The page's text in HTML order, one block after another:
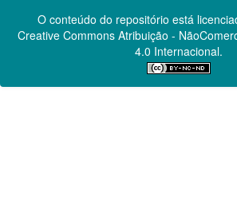
O conteúdo do repositório está
Creative CommonsAtribuição -
4.0 Internacional.